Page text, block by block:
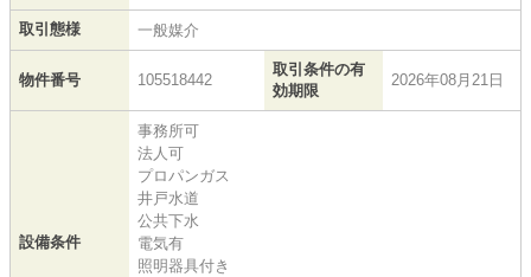
取引態様 一般媒介
物件番号 105518442
取引条件の有
効期限
2026年08月21日
設備条件
事務所可
法人可
プロパンガス
井戸水道
公共下水
電気有
照明器具付き